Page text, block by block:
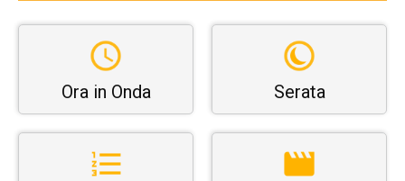
Ora in Onda Serata